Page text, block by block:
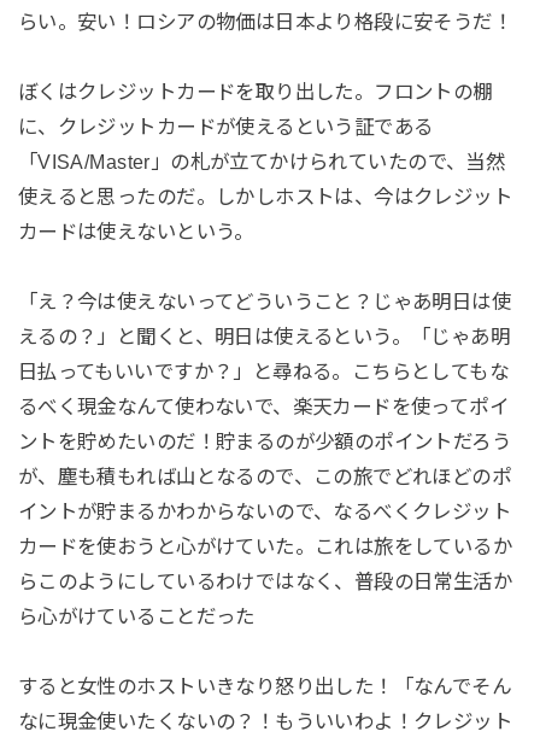
らい。安い！ロシアの物価は日本より格段に安そうだ！
ぼくはクレジットカードを取り出した。フロントの棚
に、クレジットカードが使えるという証である
「VISA/Master」の札が立てかけられていたので、当然
使えると思ったのだ。しかしホストは、今はクレジット
カードは使えないという。
「え？今は使えないってどういうこと？じゃあ明日は使
えるの？」と聞くと、明日は使えるという。「じゃあ明
日払ってもいいですか？」と尋ねる。こちらとしてもな
るべく現金なんて使わないで、楽天カードを使ってポイ
ントを貯めたいのだ！貯まるのが少額のポイントだろう
が、塵も積もれば山となるので、この旅でどれほどのポ
イントが貯まるかわからないので、なるべくクレジット
カードを使おうと心がけていた。これは旅をしているか
らこのようにしているわけではなく、普段の日常生活か
ら心がけていることだった
すると女性のホストいきなり怒り出した！「なんでそん
なに現金使いたくないの？！もういいわよ！クレジット